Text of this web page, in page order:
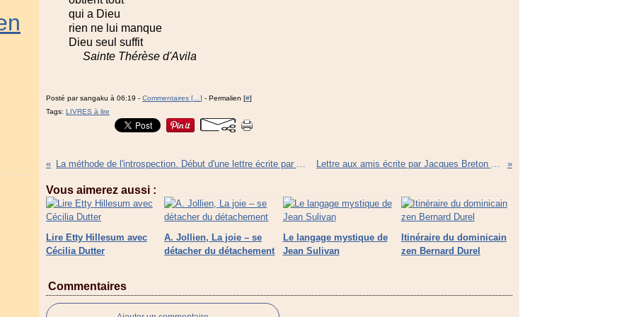
qui a Dieu
rien ne lui manque
Dieu seul suffit
Sainte Thérèse d'Avila
Posté par sangaku à 06:19 - Commentaires [ ] - Permalien [#]
Tags: LIVRES à lire
La méthode de l'introspection. Début d'une lettre écrite par Hakuin et publiée dans l'Orategama Lettre aux amis écrite par Jacques Breton à l'occasion de la Toussaint
Vous aimerez aussi :
Lire Etty Hillesum avec
Cécilia Dutter
A. Jollien, La joie – se
détacher du détachement
Le langage mystique de
Jean Sulivan
Itinéraire du dominicain
zen Bernard Durel
Commentaires